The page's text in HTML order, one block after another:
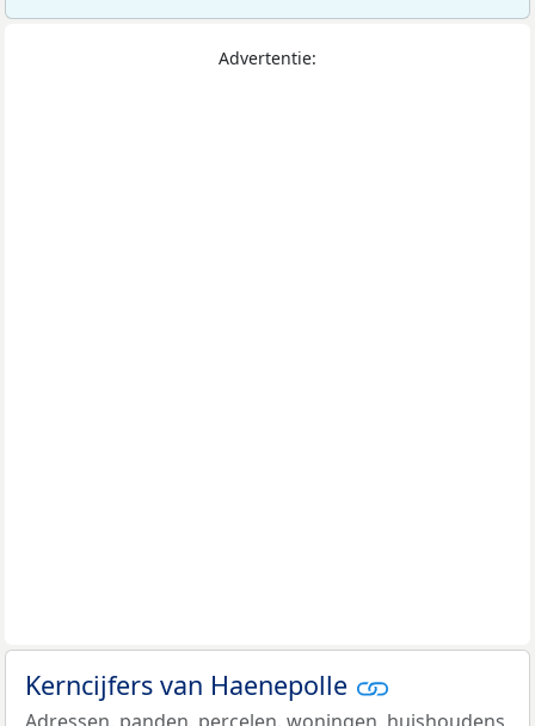
Advertentie:
Kerncijfers van Haenepolle